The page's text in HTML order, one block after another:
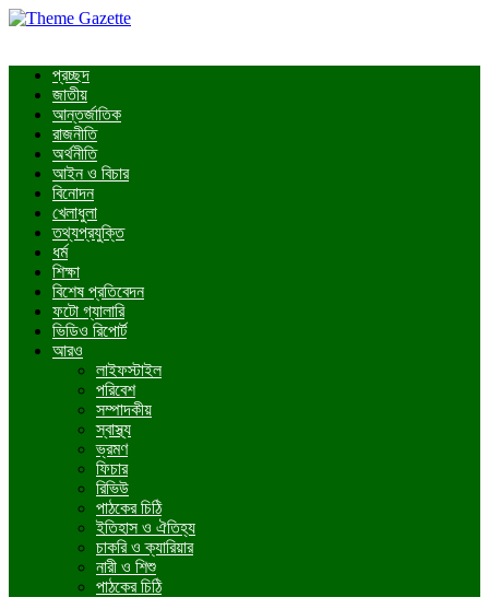
প্রচ্ছদ
জাতীয়
আন্তর্জাতিক
রাজনীতি
অর্থনীতি
আইন ও বিচার
বিনোদন
খেলাধুলা
তথ্যপ্রযুক্তি
ধর্ম
শিক্ষা
বিশেষ প্রতিবেদন
ফটো গ্যালারি
ভিডিও রিপোর্ট
আরও
লাইফস্টাইল
পরিবেশ
সম্পাদকীয়
স্বাস্থ্য
ভ্রমণ
ফিচার
রিভিউ
পাঠকের চিঠি
ইতিহাস ও ঐতিহ্য
চাকরি ও ক্যারিয়ার
নারী ও শিশু
পাঠকের চিঠি